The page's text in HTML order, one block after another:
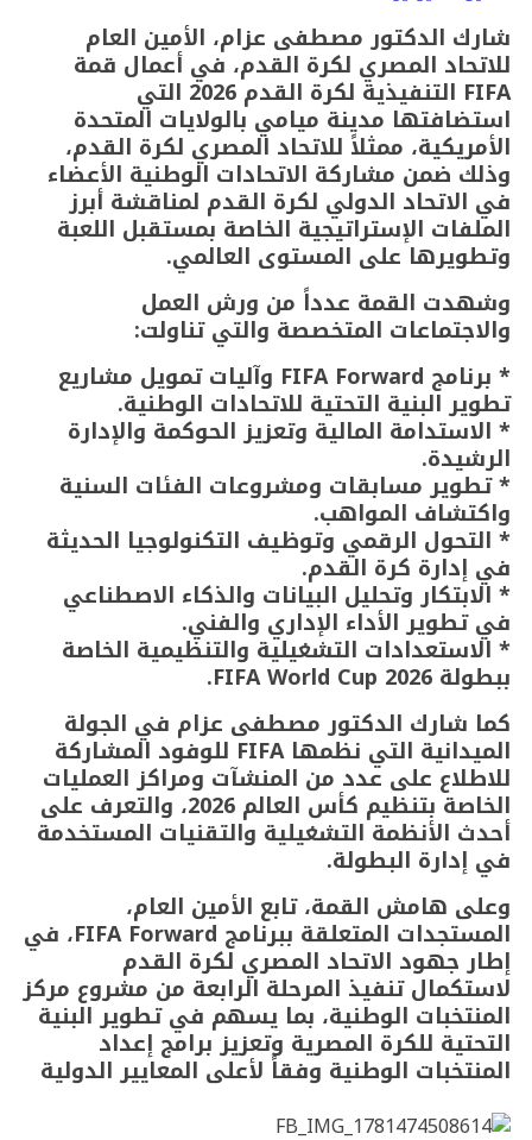
شارك الدكتور مصطفى عزام، الأمين العام
للاتحاد المصري لكرة القدم، في أعمال قمة
FIFA التنفيذية لكرة القدم 2026 التي
استضافتها مدينة ميامي بالولايات المتحدة
الأمريكية، ممثلاً للاتحاد المصري لكرة القدم،
وذلك ضمن مشاركة الاتحادات الوطنية الأعضاء
في الاتحاد الدولي لكرة القدم لمناقشة أبرز
الملفات الإستراتيجية الخاصة بمستقبل اللعبة
وتطويرها على المستوى العالمي.
وشهدت القمة عدداً من ورش العمل
والاجتماعات المتخصصة والتي تناولت:
* برنامج FIFA Forward وآليات تمويل مشاريع
تطوير البنية التحتية للاتحادات الوطنية.
* الاستدامة المالية وتعزيز الحوكمة والإدارة
الرشيدة.
* تطوير مسابقات ومشروعات الفئات السنية
واكتشاف المواهب.
* التحول الرقمي وتوظيف التكنولوجيا الحديثة
في إدارة كرة القدم.
* الابتكار وتحليل البيانات والذكاء الاصطناعي
في تطوير الأداء الإداري والفني.
* الاستعدادات التشغيلية والتنظيمية الخاصة
ببطولة FIFA World Cup 2026.
كما شارك الدكتور مصطفى عزام في الجولة
الميدانية التي نظمها FIFA للوفود المشاركة
للاطلاع على عدد من المنشآت ومراكز العمليات
الخاصة بتنظيم كأس العالم 2026، والتعرف على
أحدث الأنظمة التشغيلية والتقنيات المستخدمة
في إدارة البطولة.
وعلى هامش القمة، تابع الأمين العام،
المستجدات المتعلقة ببرنامج FIFA Forward، في
إطار جهود الاتحاد المصري لكرة القدم
لاستكمال تنفيذ المرحلة الرابعة من مشروع مركز
المنتخبات الوطنية، بما يسهم في تطوير البنية
التحتية للكرة المصرية وتعزيز برامج إعداد
المنتخبات الوطنية وفقاً لأعلى المعايير الدولية